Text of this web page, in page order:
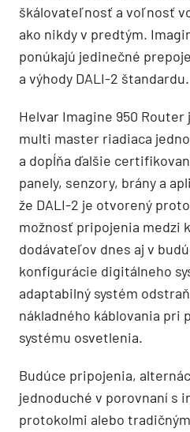
škálovateľnosť a voľnosť
ako nikdy v predtým.
ponúkajú jedinečné
a výhody DALI-2 štandardu.
Helvar Imagine 950 Router
multi master riadiaca
a dopĺňa ďalšie
panely, senzory, brány a
že DALI-2 je otvorený
možnosť pripojenia medzi
dodávateľov dnes aj v
konfigurácie digitálneho
adaptabilný systém
nákladného káblovania pri
systému osvetlenia.
Budúce pripojenia,
jednoduché v porovnaní s
protokolmi alebo